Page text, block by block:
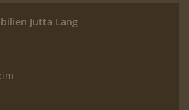
Jutta Lang